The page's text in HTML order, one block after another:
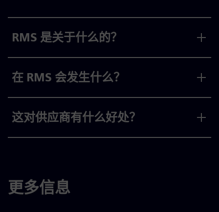
RMS 是关于什么的？
在 RMS 会发生什么？
这对供应商有什么好处？
更多信息